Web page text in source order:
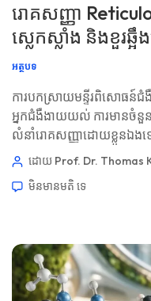
រោគសញ្ញា
ស្លេកស្លាំង និងខួរឆ្
អត្ថបទ
ការបកស្រាយមន្ទីរពិសោធន៍ជំងឺ
អ្នកជំងឺងាយយល់ ការមានចំនួ
លំនាំរោគសញ្ញាដោយខ្លួនឯងទ
វេជ្ជបណ្ឌិតថា តើខួរឆ្អឹងកំពុងប
បានត្រឹមត្រូវឬអត់។ 📖 ~11 ន
បោះពុម្ពផ្សាយ៖ ថ្ងៃទី 27 ខែមិថុ
ដោយ Prof. Dr. Thomas
មិនមាន​មតិ​ ទេ